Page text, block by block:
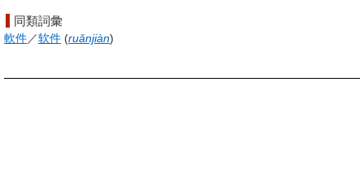
同類詞彙
軟件／软件 (ruǎnjiàn)